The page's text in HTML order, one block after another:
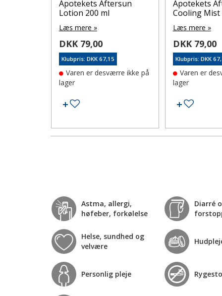
Tilføj til ønskeseddel
Apotekets Aftersun
Lotion 200 ml
Læs mere »
DKK 79,00
Klubpris: DKK 67,15
Varen er desværre ikke på
lager
Tilføj til ønskeseddel
Apotekets
Cooling Mist
Læs mere »
DKK 79,00
Klubpris: DKK
Varen er
lager
Tilføj til
Astma, allergi,
høfeber, forkølelse
Diarré
Helse, sundhed og
velvære
Personlig pleje